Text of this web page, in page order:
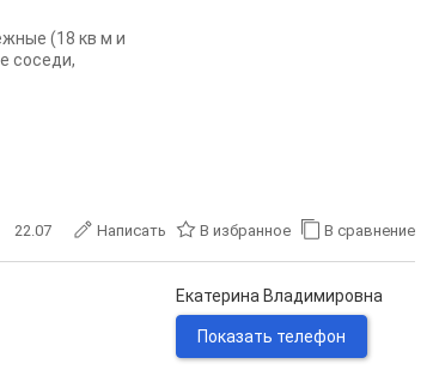
(18 кв м и
соседи,
22.07 Написать В избранное В сравнение
Екатерина Владимировна
Показать телефон